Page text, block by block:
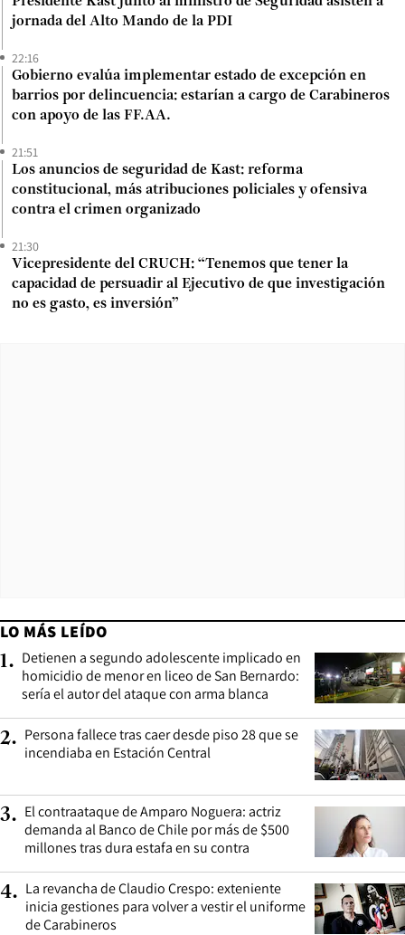
jornada del Alto Mando de la PDI
22:16
Gobierno evalúa implementar estado de excepción en
barrios por delincuencia: estarían a cargo de Carabineros
con apoyo de las FF.AA.
21:51
Los anuncios de seguridad de Kast: reforma
constitucional, más atribuciones policiales y ofensiva
contra el crimen organizado
21:30
Vicepresidente del CRUCH: “Tenemos que tener la
capacidad de persuadir al Ejecutivo de que investigación
no es gasto, es inversión”
LO MÁS LEÍDO
1. Detienen a segundo adolescente implicado en
homicidio de menor en liceo de San Bernardo:
sería el autor del ataque con arma blanca
2. Persona fallece tras caer desde piso 28 que se
incendiaba en Estación Central
3. El contraataque de Amparo Noguera: actriz
demanda al Banco de Chile por más de $500
millones tras dura estafa en su contra
4. La revancha de Claudio Crespo: exteniente
inicia gestiones para volver a vestir el uniforme
de Carabineros